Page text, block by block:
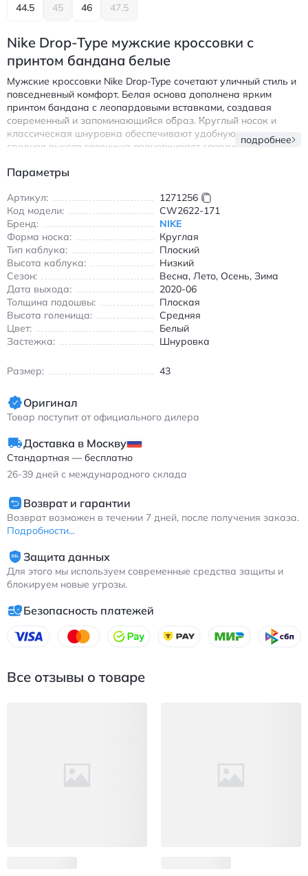
44.5 45 46 47.5
Nike Drop-Type мужские кроссовки с
принтом бандана белые
Мужские кроссовки Nike Drop-Type сочетают уличный стиль и
повседневный комфорт. Белая основа дополнена ярким
принтом бандана с леопардовыми вставками, создавая
современный и запоминающийся образ. Круглый носок и
классическая шнуровка обеспечивают удобную посадку, а
средняя высота голенища подчеркивает спортивный
резиновая подошва делают обувь практичной для активного
Особенности:
Универсальный дизайн для городской носки
Комфортная амортизация при ходьбе
Воздухопроницаемая конструкция
Средняя высота голенища для свободы движений
Найк Дроп-Тайп мужские кроссовки с принтом бандана
белые износостойкие.
подробнее
Параметры
Артикул:
1271256
Код модели:
CW2622-171
Бренд:
NIKE
Форма носка:
Круглая
Тип каблука:
Плоский
Высота каблука:
Низкий
Сезон:
Весна, Лето, Осень, Зима
Дата выхода:
2020-06
Толщина подошвы:
Плоская
Высота голенища:
Средняя
Цвет:
Белый
Застежка:
Шнуровка
Размер: 43
Оригинал
Товар поступит от официального дилера
Доставка в Москву
Стандартная — бесплатно
26-39 дней с международного склада
Возврат и гарантии
Возврат возможен в течении 7 дней, после получения заказа.
Подробности...
Защита данных
Для этого мы используем современные средства защиты и
блокируем новые угрозы.
Безопасность платежей
Все отзывы о товаре